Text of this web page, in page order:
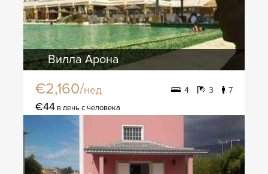
Вилла Арона
€2,160/нед 4 3 7
€44 в день с человека